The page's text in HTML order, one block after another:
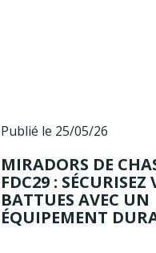
Publié le 25/05/26
MIRADORS DE
FDC29 : SÉCURISEZ
BATTUES AVEC UN
ÉQUIPEMENT